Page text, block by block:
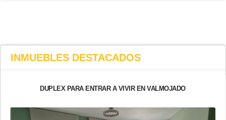
INMUEBLES DESTACADOS
DUPLEX PARA ENTRAR A VIVIR EN VALMOJADO